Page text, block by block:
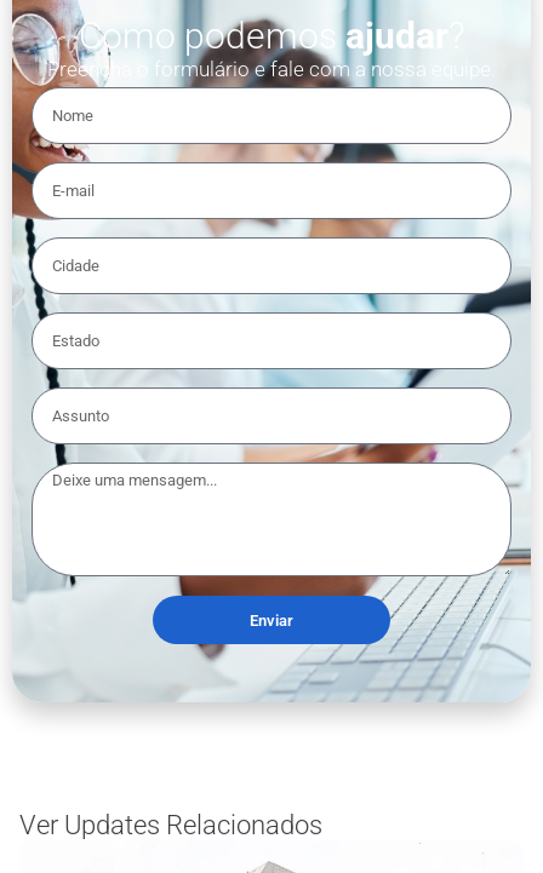
Como podemos ajudar
Preencha o formulário e fale com a nossa equipe.
Enviar
Ver Updates Relacionados